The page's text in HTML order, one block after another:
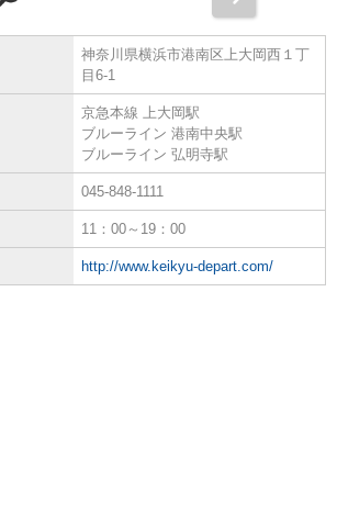
神奈川県横浜市港南区上大岡西１丁
目6-1
京急本線 上大岡駅
ブルーライン 港南中央駅
ブルーライン 弘明寺駅
045-848-1111
11：00～19：00
http://www.keikyu-depart.com/